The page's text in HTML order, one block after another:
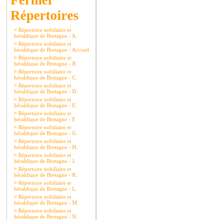
Répertoires
¤ Répertoire nobiliaire et
héraldique de Bretagne - A.
¤ Répertoire nobiliaire et
héraldique de Bretagne - Accueil.
¤ Répertoire nobiliaire et
héraldique de Bretagne - B.
¤ Répertoire nobiliaire et
héraldique de Bretagne - C.
¤ Répertoire nobiliaire et
héraldique de Bretagne - D.
¤ Répertoire nobiliaire et
héraldique de Bretagne - E.
¤ Répertoire nobiliaire et
héraldique de Bretagne - F.
¤ Répertoire nobiliaire et
héraldique de Bretagne - G.
¤ Répertoire nobiliaire et
héraldique de Bretagne - H.
¤ Répertoire nobiliaire et
héraldique de Bretagne - J.
¤ Répertoire nobiliaire et
héraldique de Bretagne - K.
¤ Répertoire nobiliaire et
héraldique de Bretagne - L.
¤ Répertoire nobiliaire et
héraldique de Bretagne - M.
¤ Répertoire nobiliaire et
héraldique de Bretagne - N.